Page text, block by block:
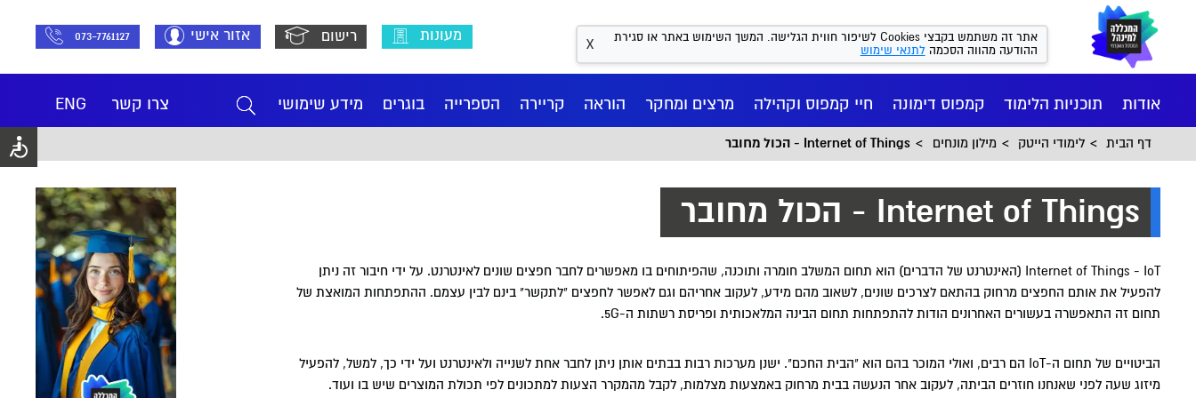
אתר זה משתמש בקבצי Cookies לשיפור חווית הגלישה. המשך השימוש באתר או סגירת
ההודעה מהווה הסכמהלתנאי שימוש X מעונות רישום אזור אישי 073-7761127
אודות תוכניות הלימוד קמפוס דימונה חיי קמפוס וקהילה מרצים ומחקר הוראה קריירה הספרייה בוגרים מידע שימושי ENG צרו קשר
הסיפור שלנו אגף קשרי חוץ מנהל עסקים BA מדעי ההתנהגות BA חיי הקמפוס מרכז העצמה - חיבוק עוטף
המכון הישראלי למשפט פלילי
יישומי
המרכז לאתיקה ואחריות
מקצועית
רישום ומידע מחשבון בגרויות
דף הבית לימודי הייטק מילון מונחים Internet of Things - הכול מחובר
Internet of Things - הכול מחובר
Internet of Things - IoT (האינטרנט של הדברים) הוא תחום המשלב חומרה ותוכנה, שהפיתוחים בו מאפשרים לחבר חפצים שונים לאינטרנט. על ידי חיבור זה ניתן
להפעיל את אותם החפצים מרחוק בהתאם לצרכים שונים, לשאוב מהם מידע, לעקוב אחריהם וגם לאפשר לחפצים "לתקשר" בינם לבין עצמם. ההתפתחות המואצת של
תחום זה התאפשרה בעשורים האחרונים הודות להתפתחות תחום הבינה המלאכותית ופריסת רשתות ה-5G.
הביטויים של תחום ה-IoT הם רבים, ואולי המוכר בהם הוא "הבית החכם". ישנן מערכות רבות בבתים אותן ניתן לחבר אחת לשנייה ולאינטרנט ועל ידי כך, למשל, להפעיל
מיזוג שעה לפני שאנחנו חוזרים הביתה, לעקוב אחר הנעשה בבית מרחוק באמצעות מצלמות, לקבל מהמקרר הצעות למתכונים לפי תכולת המוצרים שיש בו ועוד.